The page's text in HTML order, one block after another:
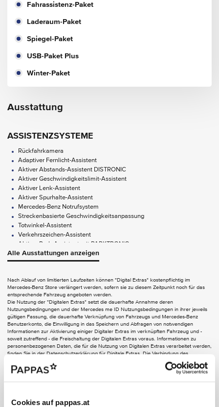
Cookies auf pappas.at
Fahrassistenz-Paket
Laderaum-Paket
Spiegel-Paket
USB-Paket Plus
Winter-Paket
Ausstattung
ASSISTENZSYSTEME
Rückfahrkamera
Adaptiver Fernlicht-Assistent
Aktiver Abstands-Assistent DISTRONIC
Aktiver Geschwindigkeitslimit-Assistent
Aktiver Lenk-Assistent
Aktiver Spurhalte-Assistent
Mercedes-Benz Notrufsystem
Streckenbasierte Geschwindigkeitsanpassung
Totwinkel-Assistent
Verkehrszeichen-Assistent
Aktiver Park-Assistent mit PARKTRONIC
Park-Paket mit Rückfahrkamera
Festplatten-Navigation
Digitales Radio
Erweiterte Funktionen MBUX
MBUX Navigation Premium
EXTERIEUR
Aussenspiegel elektrisch anklappbar
EASY-PACK Heckklappe
INTERIEUR
Alle Ausstattungen anzeigen
Nach Ablauf von limitierten Laufzeiten können "Digital Extras" kostenpflichtig im
Mercedes-Benz Store verlängert werden, sofern sie zu diesem Zeitpunkt noch für das
entsprechende Fahrzeug angeboten werden.
Die Nutzung der "Digitalen Extras" setzt die dauerhafte Annahme deren
Nutzungsbedingungen und der Mercedes me ID Nutzungsbedingungen in ihrer jeweils
gültigen Fassung, die dauerhafte Verknüpfung von Fahrzeugs und Mercedes-Benz
Benutzerkonto, die Einwilligung in das Speichern und Abfragen von notwendigen
Informationen zur Aktivierung einiger Digitaler Extras im verknüpften Fahrzeug und -
soweit zutreffend - die Freischaltung der Digitalen Extras voraus. Informationen zu
personenbezogenen Daten, die für die Nutzung von Digitalen Extras verarbeitet werden,
finden Sie in der Datenschutzerklärung für Digitale Extras. Die Verbindung des
Kommunikationsmoduls zum Mobilfunknetz einschließlich des Notrufsystems ist von der
jeweiligen Netzabdeckung und Verfügbarkeit der Netzproviderabhängig.